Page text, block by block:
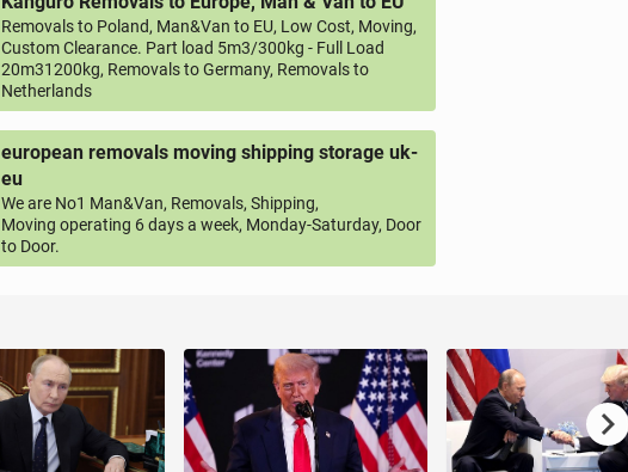
Removals to Poland, Man&Van to EU, Low Cost, Moving,
Custom Clearance. Part load 5m3/300kg - Full Load
20m31200kg, Removals to Germany, Removals to
Netherlands
european removals moving shipping storage uk-
eu
We are No1 Man&Van, Removals, Shipping,
Moving operating 6 days a week, Monday-Saturday, Door
to Door.